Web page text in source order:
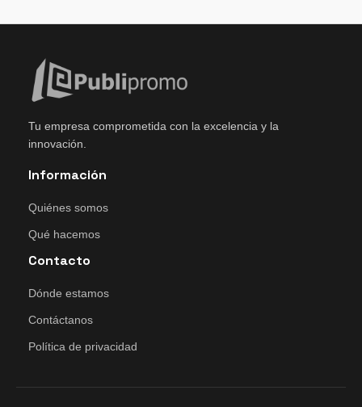
Tu empresa comprometida con la excelencia y la
innovación.
Información
Quiénes somos
Qué hacemos
Contacto
Dónde estamos
Contáctanos
Política de privacidad